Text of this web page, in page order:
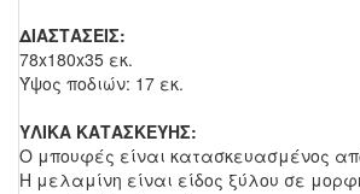
ΔΙΑΣΤΑΣΕΙΣ:
78x180x35 εκ.
Ύψος ποδιών: 17 εκ.
ΥΛΙΚΑ ΚΑΤΑΣΚΕΥΗΣ:
Ο μπουφές είναι κατασκευασμένος
Η μελαμίνη είναι είδος ξύλου σε